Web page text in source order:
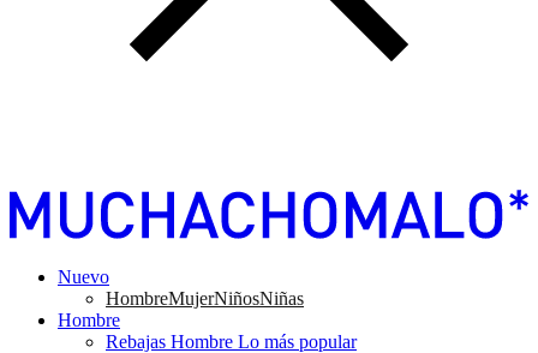
Nuevo
HombreMujerNiñosNiñas
Hombre
Rebajas Hombre Lo más popular